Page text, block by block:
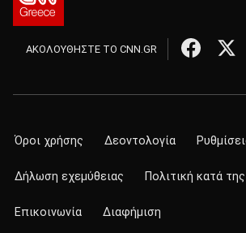
ΑΚΟΛΟΥΘΗΣΤΕ ΤΟ CNN.GR
Όροι χρήσης Δεοντολογία
Δήλωση εχεμύθειας Πολιτική κατά
Επικοινωνία Διαφήμιση